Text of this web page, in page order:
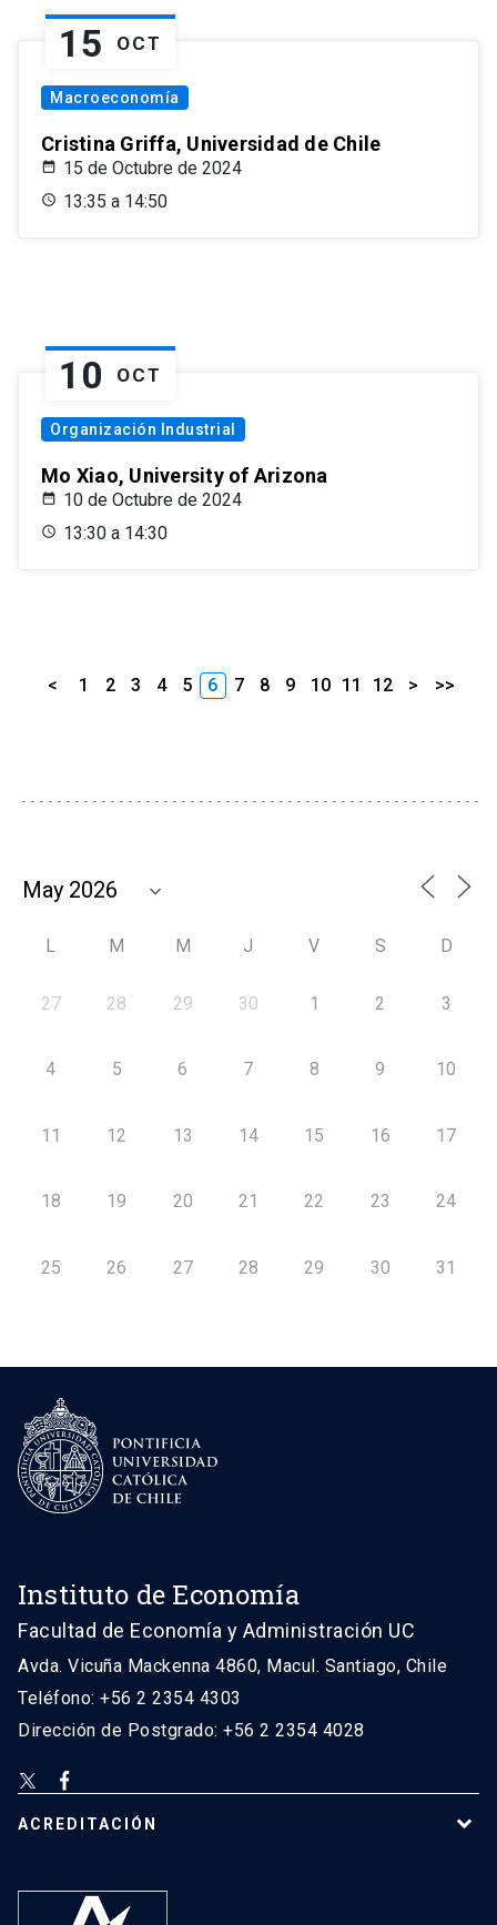
15 OCT
Macroeconomía
Cristina Griffa, Universidad de Chile
15 de Octubre de 2024
13:35 a 14:50
10 OCT
Organización Industrial
Mo Xiao, University of Arizona
10 de Octubre de 2024
13:30 a 14:30
< 1 2 3 4 5 6 7 8 9 10 11 12 > >>
L M M J V S D
27 28 29 30 1 2 3
4 5 6 7 8 9 10
11 12 13 14 15 16 17
18 19 20 21 22 23 24
25 26 27 28 29 30 31
Instituto de Economía
Facultad de Economía y Administración UC
Avda. Vicuña Mackenna 4860, Macul. Santiago, Chile
Teléfono: +56 2 2354 4303
Dirección de Postgrado: +56 2 2354 4028
ACREDITACIÓN